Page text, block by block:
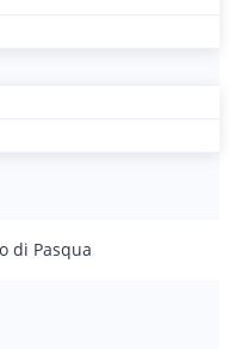
di Pasqua